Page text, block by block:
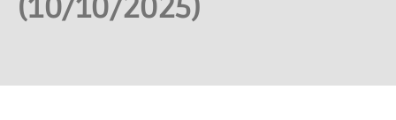
(10/10/2025)